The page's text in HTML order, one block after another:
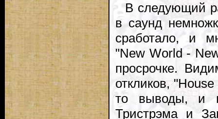
В следующий
в саунд
сработало, и
"New World -
просрочке.
откликов,
то выводы, и в
Тристрэма и